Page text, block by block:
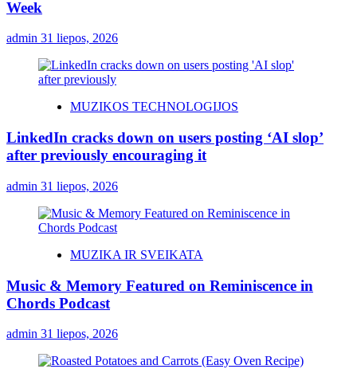
Week
admin 31 liepos, 2026
MUZIKOS TECHNOLOGIJOS
LinkedIn cracks down on users posting ‘AI slop’
after previously encouraging it
admin 31 liepos, 2026
MUZIKA IR SVEIKATA
Music & Memory Featured on Reminiscence in
Chords Podcast
admin 31 liepos, 2026